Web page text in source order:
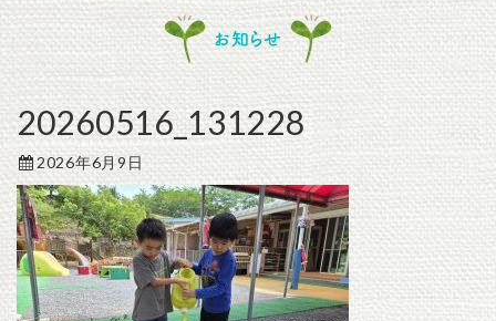
お知らせ
20260516_131228
2026年6月9日